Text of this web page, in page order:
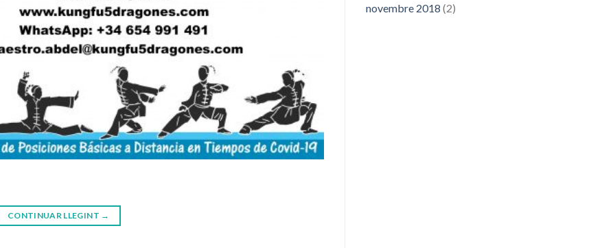
CONTINUAR LLEGINT →
novembre 2018 (2)